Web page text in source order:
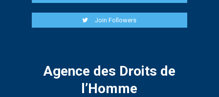
Join Followers
Agence des Droits de
l’Homme